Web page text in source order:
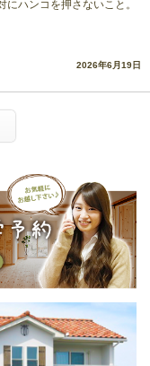
ハンコを押さないこと。
2026年6月19日